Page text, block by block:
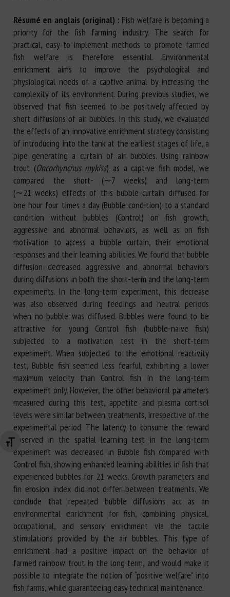
Changer la taille de la police
Résumé en anglais (original) : Fish welfare is becoming a
priority for the fish farming industry. The search for
practical, easy-to-implement methods to promote farmed
fish welfare is therefore essential. Environmental
enrichment aims to improve the psychological and
physiological needs of a captive animal by increasing the
complexity of its environment. During previous studies, we
observed that fish seemed to be positively affected by
short diffusions of air bubbles. In this study, we evaluated
the effects of an innovative enrichment strategy consisting
of introducing into the tank at the earliest stages of life, a
pipe generating a curtain of air bubbles. Using rainbow
trout (Oncorhynchus mykiss) as a captive fish model, we
compared the short- (∼7 weeks) and long-term
(∼21 weeks) effects of this bubble curtain diffused for
one hour four times a day (Bubble condition) to a standard
condition without bubbles (Control) on fish growth,
aggressive and abnormal behaviors, as well as on fish
motivation to access a bubble curtain, their emotional
responses and their learning abilities. We found that bubble
diffusion decreased aggressive and abnormal behaviors
during diffusions in both the short-term and the long-term
experiments. In the long-term experiment, this decrease
was also observed during feedings and neutral periods
when no bubble was diffused. Bubbles were found to be
attractive for young Control fish (bubble-naive fish)
subjected to a motivation test in the short-term
experiment. When subjected to the emotional reactivity
test, Bubble fish seemed less fearful, exhibiting a lower
maximum velocity than Control fish in the long-term
experiment only. However, the other behavioral parameters
measured during this test, appetite and plasma cortisol
levels were similar between treatments, irrespective of the
experimental period. The latency to consume the reward
observed in the spatial learning test in the long-term
experiment was decreased in Bubble fish compared with
Control fish, showing enhanced learning abilities in fish that
experienced bubbles for 21 weeks. Growth parameters and
fin erosion index did not differ between treatments. We
conclude that repeated bubble diffusions act as an
environmental enrichment for fish, combining physical,
occupational, and sensory enrichment via the tactile
stimulations provided by the air bubbles. This type of
enrichment had a positive impact on the behavior of
farmed rainbow trout in the long term, and would make it
possible to integrate the notion of “positive welfare” into
fish farms, while guaranteeing easy technical maintenance.